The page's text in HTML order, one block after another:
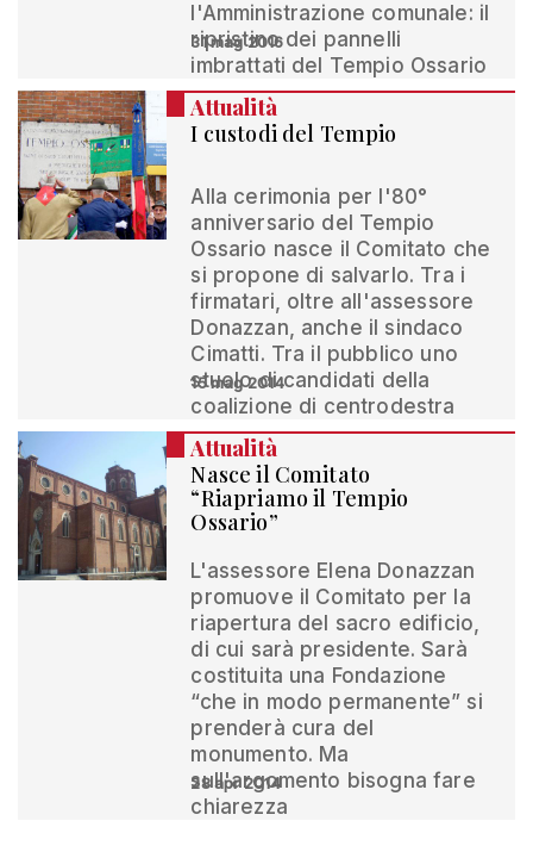
l'Amministrazione comunale: il
ripristino dei pannelli
imbrattati del Tempio Ossario
31 mag 2016
Attualità
I custodi del Tempio
Alla cerimonia per l'80°
anniversario del Tempio
Ossario nasce il Comitato che
si propone di salvarlo. Tra i
firmatari, oltre all'assessore
Donazzan, anche il sindaco
Cimatti. Tra il pubblico uno
stuolo di candidati della
coalizione di centrodestra
15 mag 2014
Attualità
Nasce il Comitato
“Riapriamo il Tempio
Ossario”
L'assessore Elena Donazzan
promuove il Comitato per la
riapertura del sacro edificio,
di cui sarà presidente. Sarà
costituita una Fondazione
“che in modo permanente” si
prenderà cura del
monumento. Ma
sull'argomento bisogna fare
chiarezza
28 apr 2014